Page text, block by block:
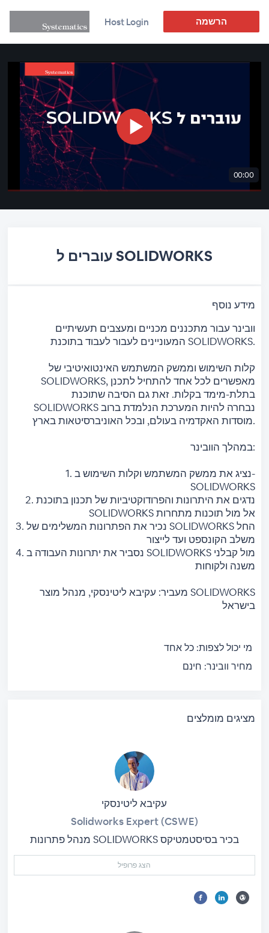
Host Login הרשמה
00:00
עוברים ל SOLIDWORKS
מידע נוסף
וובינר עבור מתכננים מכניים ומעצבים תעשיתיים
המעוניינים לעבור לעבוד בתוכנת SOLIDWORKS.
קלות השימוש וממשק המשתמש האינטואיטיבי של
SOLIDWORKS, מאפשרים לכל אחד להתחיל לתכנן
בתלת-מימד בקלות. זאת גם הסיבה שתוכנת
SOLIDWORKS נבחרה להיות המערכת הנלמדת ברוב
מוסדות האקדמיה בעולם, ובכל האוניברסיטאות בארץ.
במהלך הוובינר:
1. נציג את ממשק המשתמש וקלות השימוש ב-
SOLIDWORKS
2. נדגים את היתרונות והפרודוקטיביות של תכנון בתוכנת
SOLIDWORKS אל מול תוכנות מתחרות
3. נכיר את הפתרונות המשלימים של SOLIDWORKS החל
משלב הקונספט ועד לייצור
4. נסביר את יתרונות העבודה ב SOLIDWORKS מול קבלני
משנה ולקוחות
מעביר: עקיבא ליטינסקי, מנהל מוצר SOLIDWORKS
בישראל
מי יכול לצפות: כל אחד
מחיר וובינר: חינם
מציגים מומלצים
עקיבא ליטינסקי
Solidworks Expert (CSWE)
מנהל פתרונות SOLIDWORKS בכיר בסיסטמטיקס
הצג פרופיל